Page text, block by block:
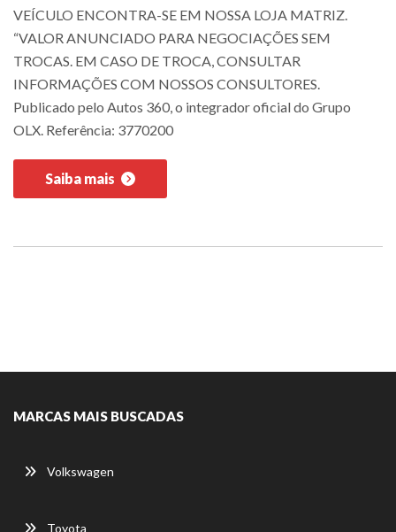
VEÍCULO ENCONTRA-SE EM NOSSA LOJA MATRIZ.
“VALOR ANUNCIADO PARA NEGOCIAÇÕES SEM
TROCAS. EM CASO DE TROCA, CONSULTAR
INFORMAÇÕES COM NOSSOS CONSULTORES.
Publicado pelo Autos 360, o integrador oficial do Grupo
OLX. Referência: 3770200
Saiba mais
MARCAS MAIS BUSCADAS
Volkswagen
Toyota